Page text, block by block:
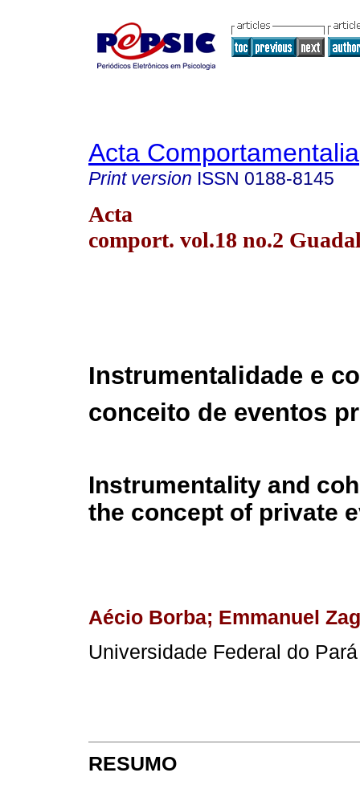
Acta Comportamentalia
Print version ISSN 0188-8145
Acta
comport. vol.18 no.2
Instrumentalidade e
conceito de eventos
Instrumentality and
the concept of private
Aécio Borba; Emmanuel
Universidade Federal do
RESUMO